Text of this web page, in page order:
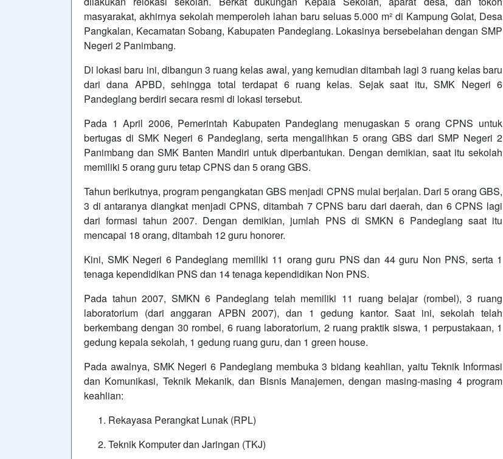
masyarakat, akhirnya sekolah memperoleh lahan baru seluas 5.000 m² di Kampung Golat, Desa
Pangkalan, Kecamatan Sobang, Kabupaten Pandeglang. Lokasinya bersebelahan dengan SMP
Negeri 2 Panimbang.
Di lokasi baru ini, dibangun 3 ruang kelas awal, yang kemudian ditambah lagi 3 ruang kelas baru
dari dana APBD, sehingga total terdapat 6 ruang kelas. Sejak saat itu, SMK Negeri 6
Pandeglang berdiri secara resmi di lokasi tersebut.
Pada 1 April 2006, Pemerintah Kabupaten Pandeglang menugaskan 5 orang CPNS untuk
bertugas di SMK Negeri 6 Pandeglang, serta mengalihkan 5 orang GBS dari SMP Negeri 2
Panimbang dan SMK Banten Mandiri untuk diperbantukan. Dengan demikian, saat itu sekolah
memiliki 5 orang guru tetap CPNS dan 5 orang GBS.
Tahun berikutnya, program pengangkatan GBS menjadi CPNS mulai berjalan. Dari 5 orang GBS,
3 di antaranya diangkat menjadi CPNS, ditambah 7 CPNS baru dari daerah, dan 6 CPNS lagi
dari formasi tahun 2007. Dengan demikian, jumlah PNS di SMKN 6 Pandeglang saat itu
mencapai 18 orang, ditambah 12 guru honorer.
Kini, SMK Negeri 6 Pandeglang memiliki 11 orang guru PNS dan 44 guru Non PNS, serta 1
tenaga kependidikan PNS dan 14 tenaga kependidikan Non PNS.
Pada tahun 2007, SMKN 6 Pandeglang telah memiliki 11 ruang belajar (rombel), 3 ruang
laboratorium (dari anggaran APBN 2007), dan 1 gedung kantor. Saat ini, sekolah telah
berkembang dengan 30 rombel, 6 ruang laboratorium, 2 ruang praktik siswa, 1 perpustakaan, 1
gedung kepala sekolah, 1 gedung ruang guru, dan 1 green house.
Pada awalnya, SMK Negeri 6 Pandeglang membuka 3 bidang keahlian, yaitu Teknik Informasi
dan Komunikasi, Teknik Mekanik, dan Bisnis Manajemen, dengan masing-masing 4 program
keahlian:
Rekayasa Perangkat Lunak (RPL)
Teknik Komputer dan Jaringan (TKJ)